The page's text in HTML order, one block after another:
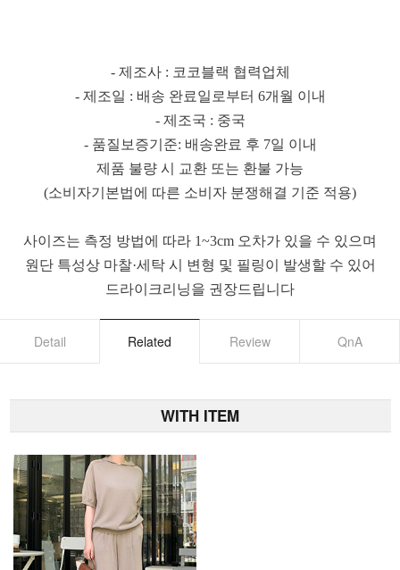
- 제조사 : 코코블랙 협력업체
- 제조일 : 배송 완료일로부터 6개월 이내
- 제조국 : 중국
- 품질보증기준: 배송완료 후 7일 이내
제품 불량 시 교환 또는 환불 가능
(소비자기본법에 따른 소비자 분쟁해결 기준 적용)
사이즈는 측정 방법에 따라 1~3cm 오차가 있을 수 있으며
원단 특성상 마찰·세탁 시 변형 및 필링이 발생할 수 있어
드라이크리닝을 권장드립니다
Detail Related Review QnA
WITH ITEM